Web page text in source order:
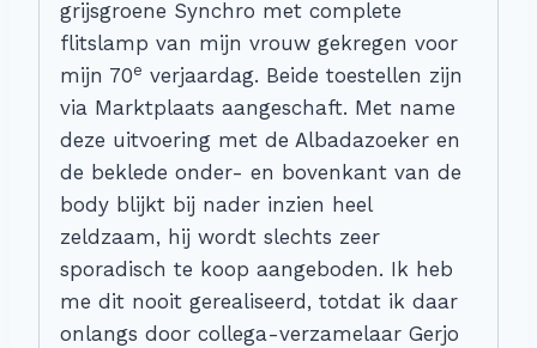
grijsgroene Synchro met complete
flitslamp van mijn vrouw gekregen voor
mijn 70e verjaardag. Beide toestellen zijn
via Marktplaats aangeschaft. Met name
deze uitvoering met de Albadazoeker en
de beklede onder- en bovenkant van de
body blijkt bij nader inzien heel
zeldzaam, hij wordt slechts zeer
sporadisch te koop aangeboden. Ik heb
me dit nooit gerealiseerd, totdat ik daar
onlangs door collega-verzamelaar Gerjo